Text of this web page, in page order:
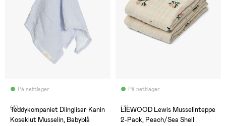
På nettlager
(3)
Teddykompaniet Diinglisar Kanin
Koseklut Musselin, Babyblå
På nettlager
(3)
LIEWOOD Lewis Musselinteppe
2-Pack, Peach/Sea Shell